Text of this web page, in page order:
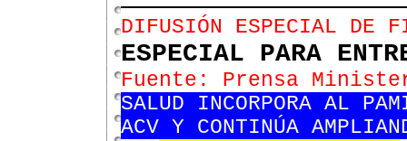
DIFUSIÓN ESPECIAL DE
ESPECIAL PARA
Fuente: Prensa
SALUD INCORPORA AL
ACV Y CONTINÚA